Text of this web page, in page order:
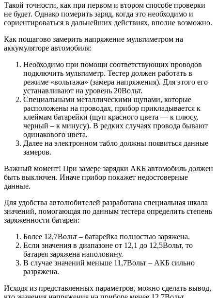
Такой точности, как при первом и втором способе проверки
не будет. Однако померить заряд, когда это необходимо и
сориентироваться в дальнейших действиях, вполне возможно.
Как пошагово замерить напряжение мультиметром на
аккумуляторе автомобиля:
Необходимо при помощи соответствующих проводов
подключить мультиметр. Тестер должен работать в
режиме «вольтажа» (замера напряжения). Для этого его
устанавливают на уровень 20Вольт.
Специальными металлическими щупами, которые
расположены на проводах, прибор прикладывается к
клеймам батарейки (щуп красного цвета — к плюсу,
черный – к минусу). В редких случаях провода бывают
одинакового цвета.
Далее на электронном табло должны появиться данные
замеров.
Важный момент! При замере зарядки АКБ автомобиль должен
быть выключен. Иначе прибор покажет недостоверные
данные.
Для удобства автолюбителей разработана специальная шкала
значений, помогающая по данным тестера определить степень
заряженности батареи:
Более 12,7Вольт – батарейка полностью заряжена.
Если значения в диапазоне от 12,1 до 12,5Вольт, то
батарея заряжена наполовину.
В случае значений меньше 11,7Вольт – АКБ сильно
разряжена.
Исходя из представленных параметров, можно сделать вывод,